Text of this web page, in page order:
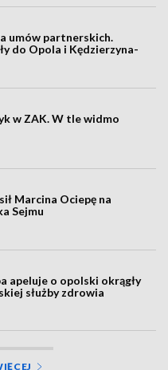
umów partnerskich.
do Opola i Kędzierzyna-
w ZAK. W tle widmo
Marcina Ociepę na
Sejmu
apeluje o opolski okrągły
służby zdrowia